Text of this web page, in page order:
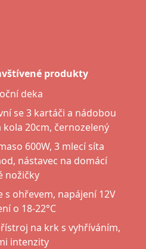
produkty
deka
se 3 kartáči a nádobou
kola 20cm, černozelený
600W, 3 mlecí síta
nástavec na domácí
nožičky
ohřevem, napájení 12V
o 18-22°C
na krk s vyhříváním,
intenzity